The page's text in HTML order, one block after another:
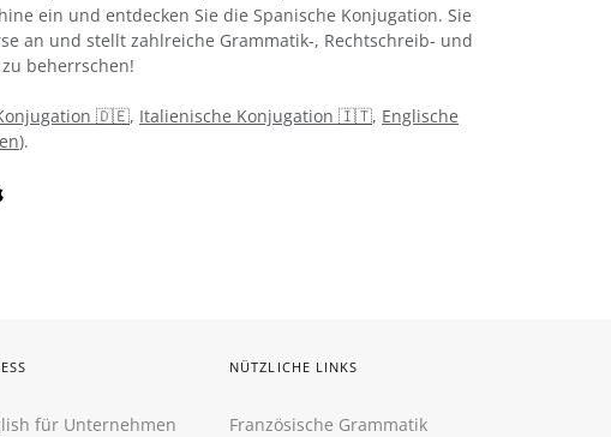
ein und entdecken Sie die Spanische Konjugation. Sie
an und stellt zahlreiche Grammatik-, Rechtschreib- und
zu beherrschen!
🇩🇪, Italienische Konjugation 🇮🇹, Englische
).
für Unternehmen
NÜTZLICHE LINKS
Französische Grammatik